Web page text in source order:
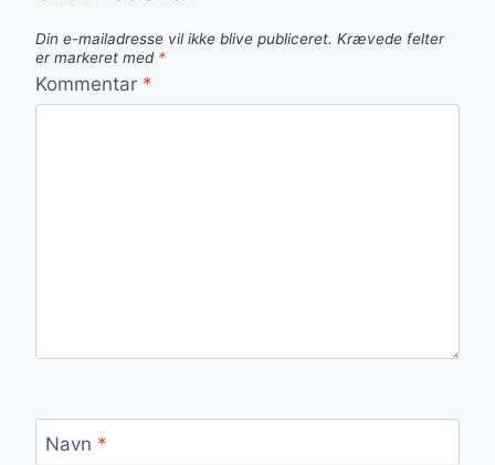
Din e-mailadresse vil ikke blive publiceret. Krævede felter
er markeret med *
Kommentar *
Navn *